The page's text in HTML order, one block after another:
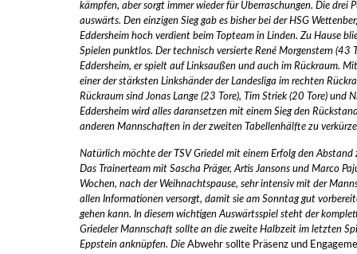
kämpfen, aber sorgt immer wieder für Überraschungen. Die drei
auswärts. Den einzigen Sieg gab es bisher bei der HSG
Eddersheim hoch verdient beim Topteam in Linden. Zu Hause
Spielen punktlos. Der technisch versierte René Morgenstern (43
Eddersheim, er spielt auf Linksaußen und auch im Rückraum.
einer der stärksten Linkshänder der Landesliga im rechten
Rückraum sind Jonas Lange (23 Tore), Tim Striek (20 Tore) und
Eddersheim wird alles daransetzen mit einem Sieg den
anderen Mannschaften in der zweiten Tabellenhälfte zu
Natürlich möchte der TSV Griedel mit einem Erfolg den Abstand
Das Trainerteam mit Sascha Präger, Artis Jansons und Marco
Wochen, nach der Weihnachtspause, sehr intensiv mit der
allen Informationen versorgt, damit sie am Sonntag gut
gehen kann. In diesem wichtigen Auswärtsspiel steht der
Griedeler Mannschaft sollte an die zweite Halbzeit im letzten
Eppstein anknüpfen. DieAbwehr sollte Präsenz und